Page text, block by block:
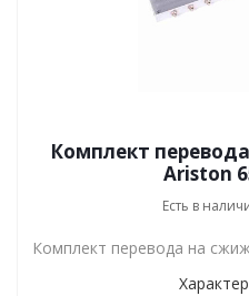
Комплект
Ariston
Есть в
Комплект перевода на